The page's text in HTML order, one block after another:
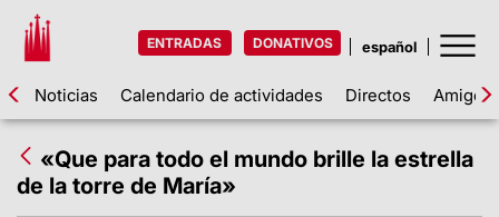
ENTRADAS DONATIVOS
Noticias Calendario de actividades Directos Amigos
«Que para todo el mundo brille la estrella
de la torre de María»